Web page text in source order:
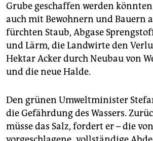
Grube geschaffen werden
auch mit Bewohnern und Bauern
fürchten Staub, Abgase
und Lärm, die Landwirte den
Hektar Acker durch Neubau von
und die neue Halde.
Den grünen Umweltminister
die Gefährdung des Wassers.
müsse das Salz, fordert er – die